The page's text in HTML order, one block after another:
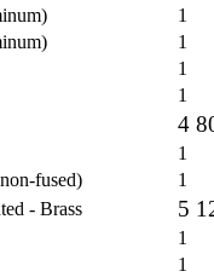
1
1
1
1
4
1
fused)
1
- Brass 5
1
1